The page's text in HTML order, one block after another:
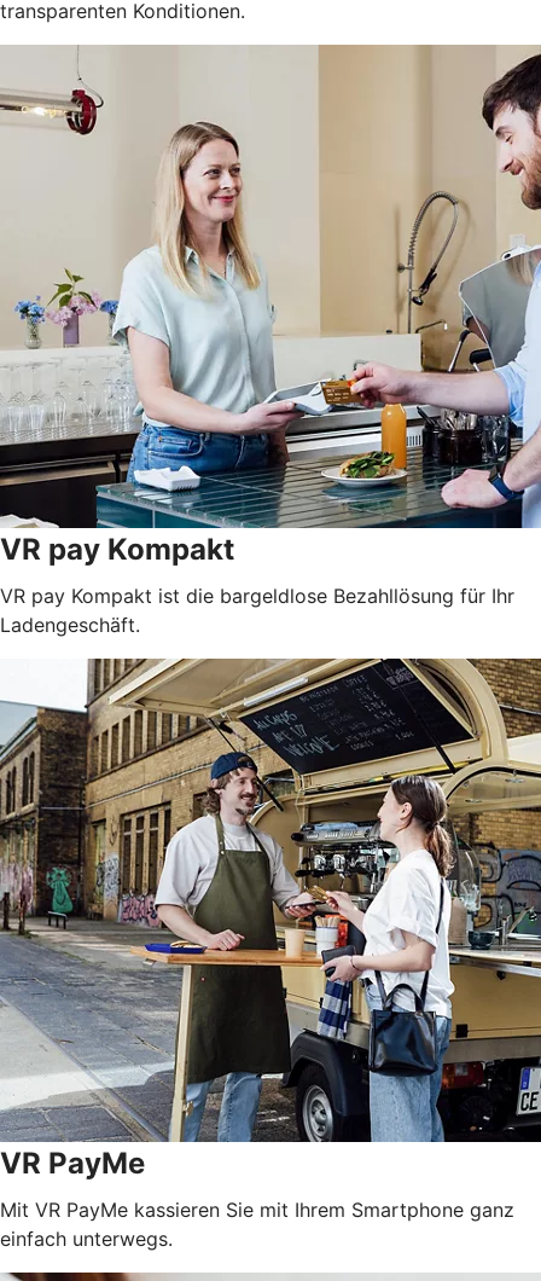
transparenten Konditionen.
VR pay Kompakt
VR pay Kompakt ist die bargeldlose Bezahllösung für Ihr
Ladengeschäft.
VR PayMe
Mit VR PayMe kassieren Sie mit Ihrem Smartphone ganz
einfach unterwegs.